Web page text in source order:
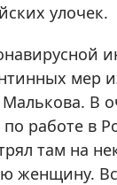
улочек.
мер
В
работе в
там на
женщину.